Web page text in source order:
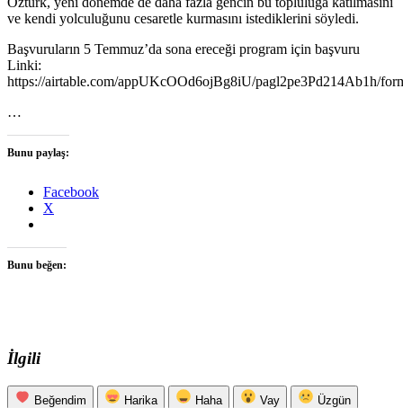
ve kendi yolculuğunu cesaretle kurmasını istediklerini söyledi.
Başvuruların 5 Temmuz’da sona ereceği program için başvuru
Linki:
https://airtable.com/appUKcOOd6ojBg8iU/pagl2pe3Pd214Ab1h/
…
Bunu paylaş:
Facebook
X
Bunu beğen:
İlgili
Beğendim Harika Haha Vay Üzgün